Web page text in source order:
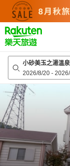
top
page
小砂美玉之湯溫
2026/8/20 -